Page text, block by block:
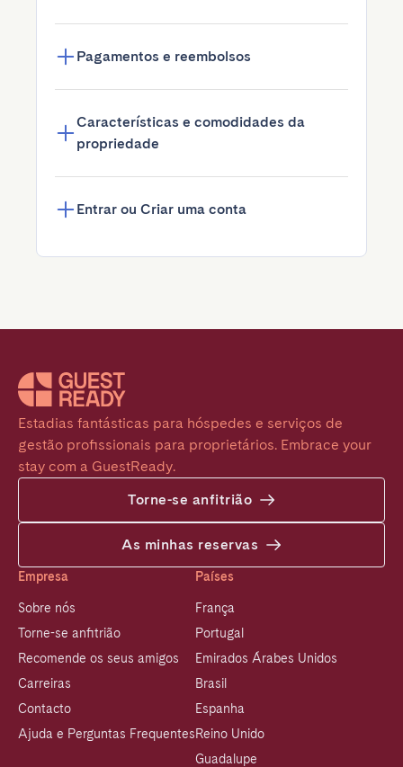
Pagamentos e reembolsos
Características e comodidades da
propriedade
Entrar ou Criar uma conta
Estadias fantásticas para hóspedes e serviços de
gestão profissionais para proprietários. Embrace your
stay com a GuestReady.
Torne-se anfitrião
As minhas reservas
Empresa
Sobre nós
Torne-se anfitrião
Recomende os seus amigos
Carreiras
Contacto
Ajuda e Perguntas Frequentes
Países
França
Portugal
Emirados Árabes Unidos
Brasil
Espanha
Reino Unido
Guadalupe